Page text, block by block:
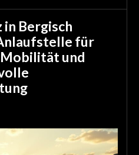
Bergisch
für
und